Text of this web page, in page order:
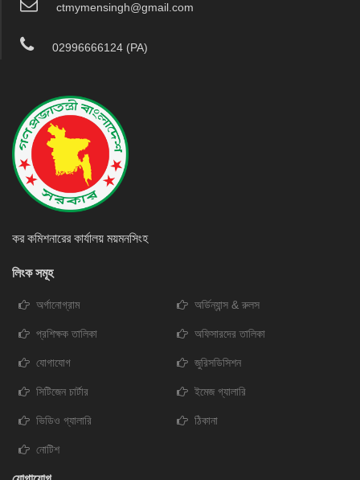
ctmymensingh@gmail.com
02996666124 (PA)
কর কমিশনারের কার্যালয় ময়মনসিংহ
লিংক সমূহ
অর্গানোগ্রাম অর্ডিন্যান্স & রুলস
প্রশিক্ষক তালিকা অফিসারদের তালিকা
যোগাযোগ জুরিসডিসিশন
সিটিজেন চার্টার ইমেজ গ্যালারি
ভিডিও গ্যালারি ঠিকানা
নোটিশ